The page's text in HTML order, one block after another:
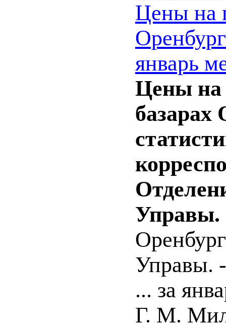
Цены на
январь
Цены на
базарах
Управы.
Управы.
... за
Г. М.